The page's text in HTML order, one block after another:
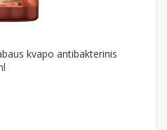
kvapo antibakterinis